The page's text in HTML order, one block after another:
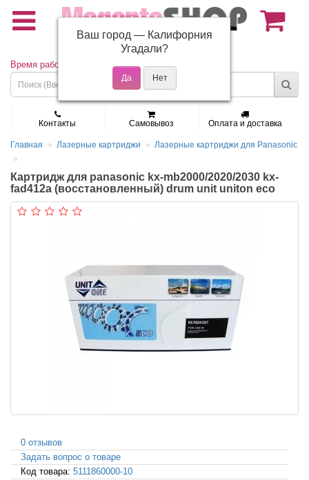
(495) 150-01-37
Время работы: Пн - Пт 9:30 - 19:00
Контакты Самовывоз Оплата и доставка
Главная Лазерные картриджи Лазерные картриджи для Panasonic
Картридж для panasonic kx-mb2000/2020/2030 kx-
fad412a (восстановленный) drum unit uniton eco
0 отзывов
Задать вопрос о товаре
Код товара: 5111860000-10
Ваш город — Калифорния
Угадали?